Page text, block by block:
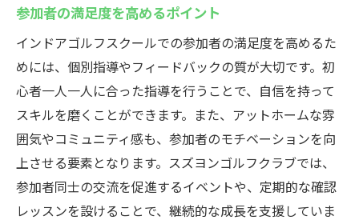
参加者の満足度を高めるポイント
インドアゴルフスクールでの参加者の満足度を高めるた
めには、個別指導やフィードバックの質が大切です。初
心者一人一人に合った指導を行うことで、自信を持って
スキルを磨くことができます。また、アットホームな雰
囲気やコミュニティ感も、参加者のモチベーションを向
上させる要素となります。スズヨンゴルフクラブでは、
参加者同士の交流を促進するイベントや、定期的な確認
レッスンを設けることで、継続的な成長を支援していま